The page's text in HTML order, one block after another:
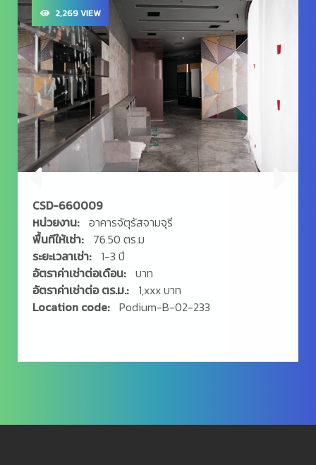
2,269 VIEW
CSD-660009
หน่วยงาน: อาคารจัตุรัสจามจุรี
พื้นทีให้เช่า:
76.50 ตร.ม
ระยะเวลาเช่า:
1-3 ปี
อัตราค่าเช่าต่อเดือน: บาท
อัตราค่าเช่าต่อ ตร.ม.:
1,xxx บาท
Location code: Podium-B-02-233